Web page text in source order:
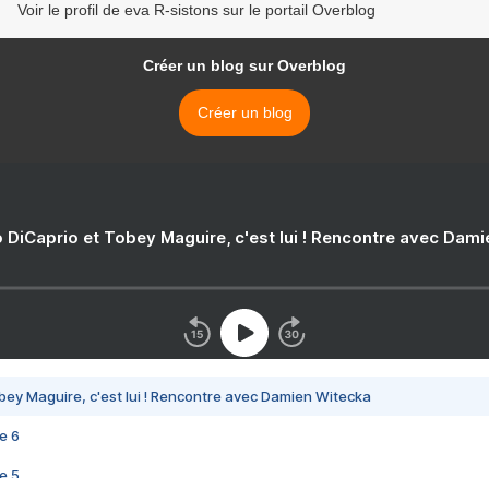
Voir le profil de eva R-sistons sur le portail Overblog
Créer un blog sur Overblog
Créer un blog
DiCaprio et Tobey Maguire, c'est lui ! Rencontre avec
Maguire, c'est lui ! Rencontre avec Damien Witecka
6